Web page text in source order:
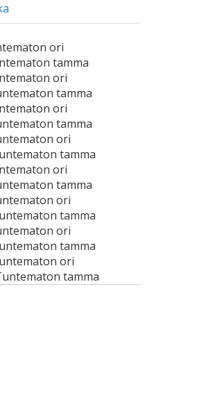
ori
tamma
ori
tamma
ori
tamma
ori
tamma
ori
tamma
ori
tamma
ori
tamma
ori
tamma